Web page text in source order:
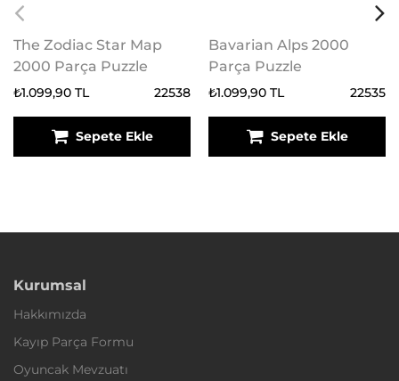
The Zodiac Star Map
2000 Parça Puzzle
₺1.099,90 TL 22538
Sepete Ekle
Bavarian Alps 2000
Parça Puzzle
₺1.099,90 TL 22535
Sepete Ekle
Kurumsal
Hakkımızda
Kayıp Parça Formu
Oyuncak Mevzuatı